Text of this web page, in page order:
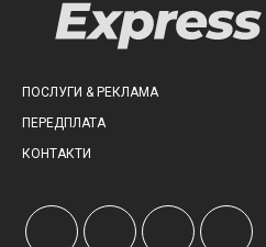
ПОСЛУГИ & РЕКЛАМА
ПЕРЕДПЛАТА
КОНТАКТИ